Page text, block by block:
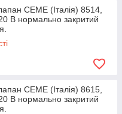
СЕМЕ (Італія) 8514,
В нормально закритий
CEME (Італія) 8615,
В нормально закритий